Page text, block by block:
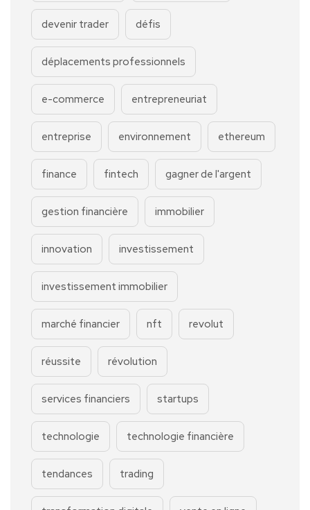
devenir trader défis
déplacements professionnels
e-commerce entrepreneuriat
entreprise environnement ethereum
finance fintech gagner de l'argent
gestion financière immobilier
innovation investissement
investissement immobilier
marché financier nft revolut
réussite révolution
services financiers startups
technologie technologie financière
tendances trading